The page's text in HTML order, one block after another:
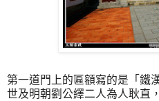
第一道門上的匾額寫的是「鐵
世及明朝劉公繹二人為人耿直